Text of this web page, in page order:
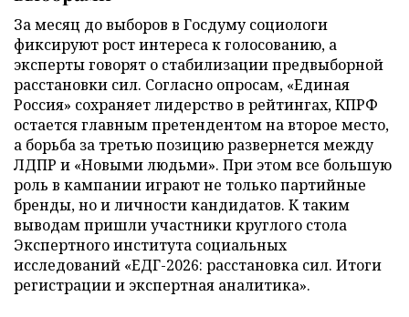
За месяц до выборов в Госдуму социологи
фиксируют рост интереса к голосованию, а
эксперты говорят о стабилизации предвыборной
расстановки сил. Согласно опросам, «Единая
Россия» сохраняет лидерство в рейтингах, КПРФ
остается главным претендентом на второе место,
а борьба за третью позицию развернется между
ЛДПР и «Новыми людьми». При этом все большую
роль в кампании играют не только партийные
бренды, но и личности кандидатов. К таким
выводам пришли участники круглого стола
Экспертного института социальных
исследований «ЕДГ-2026: расстановка сил. Итоги
регистрации и экспертная аналитика».